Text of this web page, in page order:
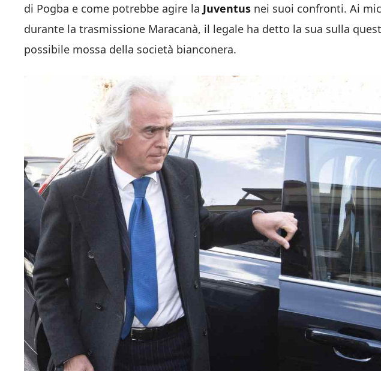
di Pogba e come potrebbe agire la Juventus nei suoi confronti. Ai
durante la trasmissione Maracanà, il legale ha detto la sua sulla
possibile mossa della società bianconera.